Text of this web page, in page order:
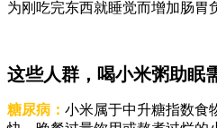
为刚吃完东西就睡觉而增加肠胃
这些人群，喝小米粥助眠
糖尿病： 小米属于中升糖指数食